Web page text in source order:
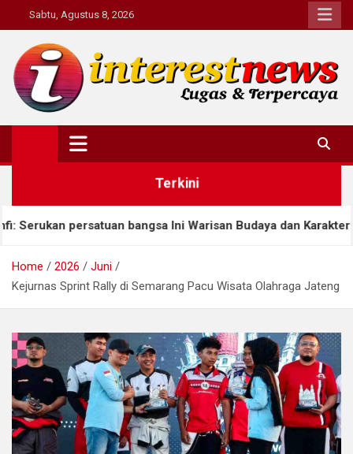
to
content
Sabtu, Agustus 8, 2026
Interestnews.or.id
Terkini
bangsa Ini Warisan Budaya dan Karakter
Home 2026
Juni
Kejurnas Sprint Rally di Semarang Pacu Wisata Olahraga Jateng